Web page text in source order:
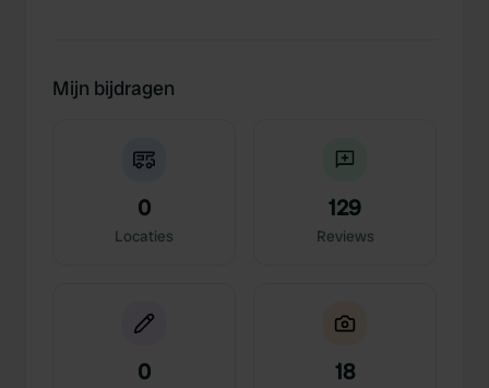
Mijn bijdragen
0
Locaties
129
Reviews
0 18